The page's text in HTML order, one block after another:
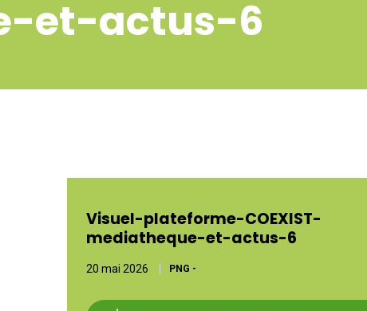
et-actus-6
Visuel-plateforme-COEXIST-
mediatheque-et-actus-6
20 mai 2026 PNG -